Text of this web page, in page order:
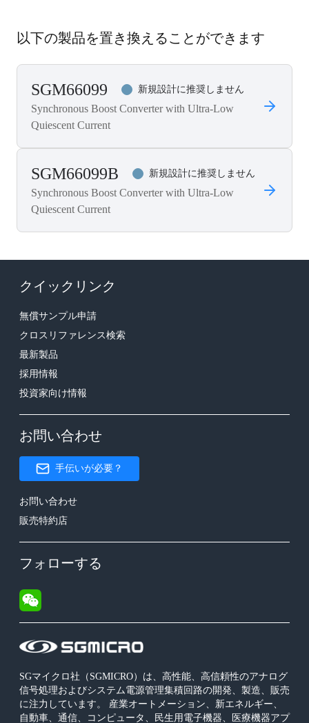
以下の製品を置き換えることができます
SGM66099 新規設計に推奨しません
Synchronous Boost Converter with Ultra-Low
Quiescent Current
SGM66099B 新規設計に推奨しません
Synchronous Boost Converter with Ultra-Low
Quiescent Current
SGマイクロ社（SGMICRO）は、高性能、高信頼性のアナログ
信号処理およびシステム電源管理集積回路の開発、製造、販売
に注力しています。 産業オートメーション、新エネルギー、
自動車、通信、コンピュータ、民生用電子機器、医療機器アプ
クイックリンク
無償サンプル申請
クロスリファレンス検索
最新製品
採用情報
投資家向け情報
お問い合わせ
手伝いが必要？
お問い合わせ
販売特約店
フォローする